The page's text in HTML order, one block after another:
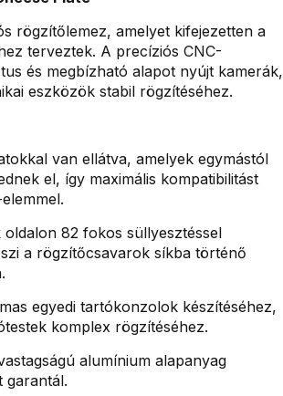
rögzítőlemez, amelyet kifejezetten a
terveztek. A precíziós CNC-
és megbízható alapot nyújt kamerák,
eszközök stabil rögzítéséhez.
van ellátva, amelyek egymástól
el, így maximális kompatibilitást
82 fokos süllyesztéssel
a rögzítőcsavarok síkba történő
egyedi tartókonzolok készítéséhez,
komplex rögzítéséhez.
alumínium alapanyag
garantál.